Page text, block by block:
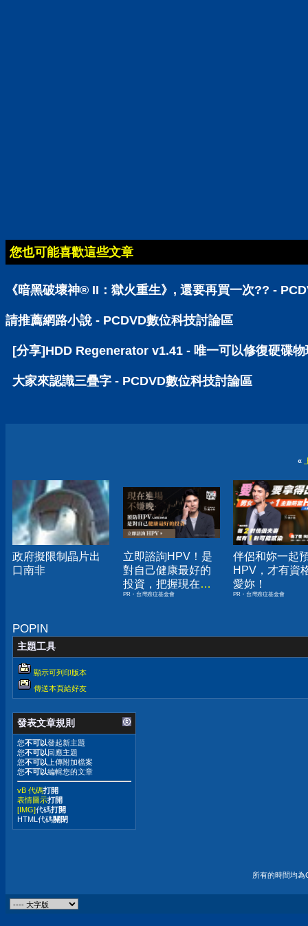
您也可能喜歡這些文章
《暗黑破壞神® II：獄火重生》, 還要再買一次?? -
請推薦網路小說 - PCDVD數位科技討論區
[分享]HDD Regenerator v1.41 - 唯一可以修復硬碟
大家來認識三疊字 - PCDVD數位科技討論區
«
政府擬限制晶片出
口南非
立即諮詢HPV！是
對自己健康最好的
投資，把握現在不
嫌晚！
PR・台灣癌症基金會
伴侶和妳一起
HPV，才有資
愛妳！
PR・台灣癌症基金會
POPIN
主題工具
顯示可列印版本
傳送本頁給好友
發表文章規則
您不可以發起新主題
您不可以回應主題
您不可以 上傳附加檔案
您不可以編輯您的文章
vB 代碼打開
表情圖示打開
[IMG]代碼打開
HTML代碼關閉
所有的時間均為